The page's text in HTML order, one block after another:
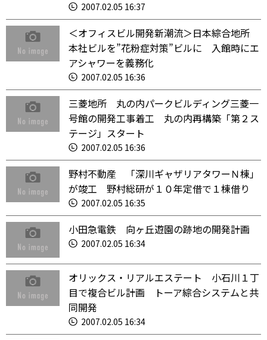
2007.02.05 16:37
＜オフィスビル開発新潮流＞日本綜合地所
本社ビルを”花粉症対策”ビルに 入館時にエ
アシャワーを義務化
2007.02.05 16:36
三菱地所 丸の内パークビルディング三菱一
号館の開発工事着工 丸の内再構築「第２ス
テージ」スタート
2007.02.05 16:36
野村不動産 「深川ギャザリアタワーＮ棟」
が竣工 野村総研が１０年定借で１棟借り
2007.02.05 16:35
小田急電鉄 向ヶ丘遊園の跡地の開発計画
2007.02.05 16:34
オリックス・リアルエステート 小石川１丁
目で複合ビル計画 トーア綜合システムと共
同開発
2007.02.05 16:34